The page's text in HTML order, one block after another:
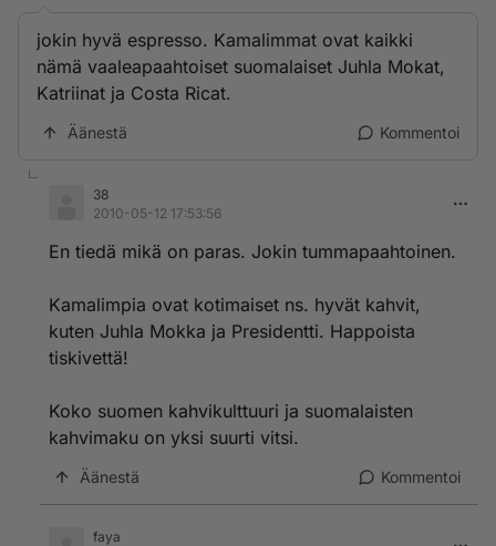
jokin hyvä espresso. Kamalimmat ovat kaikki
nämä vaaleapaahtoiset suomalaiset Juhla Mokat,
Katriinat ja Costa Ricat.
Äänestä Kommentoi
38
2010-05-12 17:53:56
En tiedä mikä on paras. Jokin tummapaahtoinen.
Kamalimpia ovat kotimaiset ns. hyvät kahvit,
kuten Juhla Mokka ja Presidentti. Happoista
tiskivettä!
Koko suomen kahvikulttuuri ja suomalaisten
kahvimaku on yksi suurti vitsi.
Äänestä Kommentoi
faya